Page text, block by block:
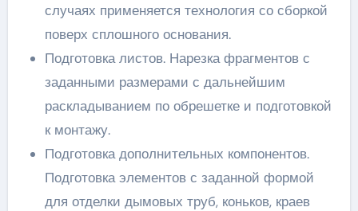
случаях применяется технология со сборкой
поверх сплошного основания.
Подготовка листов. Нарезка фрагментов с
заданными размерами с дальнейшим
раскладыванием по обрешетке и подготовкой
к монтажу.
Подготовка дополнительных компонентов.
Подготовка элементов с заданной формой
для отделки дымовых труб, коньков, краев